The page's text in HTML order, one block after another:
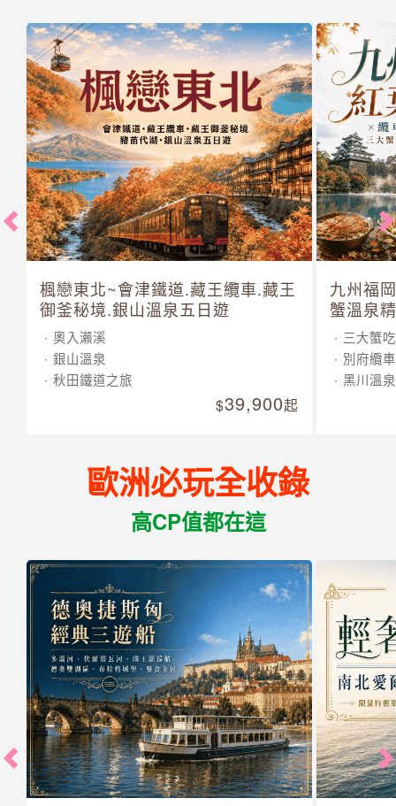
楓戀東北~會津鐵道.藏王纜車.藏王
御釜秘境.銀山溫泉五日遊
奧入瀨溪
銀山溫泉
秋田鐵道之旅
39,900起
九州福
蟹溫泉
三大蟹
別府纜車
黑川溫泉
歐洲必玩全收錄
高CP值都在這